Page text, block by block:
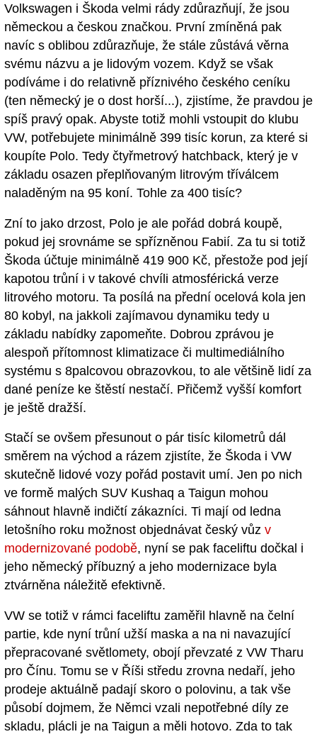
Volkswagen i Škoda velmi rády zdůrazňují, že jsou
německou a českou značkou. První zmíněná pak
navíc s oblibou zdůrazňuje, že stále zůstává věrna
svému názvu a je lidovým vozem. Když se však
podíváme i do relativně příznivého českého ceníku
(ten německý je o dost horší...), zjistíme, že pravdou je
spíš pravý opak. Abyste totiž mohli vstoupit do klubu
VW, potřebujete minimálně 399 tisíc korun, za které si
koupíte Polo. Tedy čtyřmetrový hatchback, který je v
základu osazen přeplňovaným litrovým tříválcem
naladěným na 95 koní. Tohle za 400 tisíc?
Zní to jako drzost, Polo je ale pořád dobrá koupě,
pokud jej srovnáme se spřízněnou Fabií. Za tu si totiž
Škoda účtuje minimálně 419 900 Kč, přestože pod její
kapotou trůní i v takové chvíli atmosférická verze
litrového motoru. Ta posílá na přední ocelová kola jen
80 kobyl, na jakkoli zajímavou dynamiku tedy u
základu nabídky zapomeňte. Dobrou zprávou je
alespoň přítomnost klimatizace či multimediálního
systému s 8palcovou obrazovkou, to ale většině lidí za
dané peníze ke štěstí nestačí. Přičemž vyšší komfort
je ještě dražší.
Stačí se ovšem přesunout o pár tisíc kilometrů dál
směrem na východ a rázem zjistíte, že Škoda i VW
skutečně lidové vozy pořád postavit umí. Jen po nich
ve formě malých SUV Kushaq a Taigun mohou
sáhnout hlavně indičtí zákazníci. Ti mají od ledna
letošního roku možnost objednávat český vůz v
modernizované podobě, nyní se pak faceliftu dočkal i
jeho německý příbuzný a jeho modernizace byla
ztvárněna náležitě efektivně.
VW se totiž v rámci faceliftu zaměřil hlavně na čelní
partie, kde nyní trůní užší maska a na ni navazující
přepracované světlomety, obojí převzaté z VW Tharu
pro Čínu. Tomu se v Říši středu zrovna nedaří, jeho
prodeje aktuálně padají skoro o polovinu, a tak vše
působí dojmem, že Němci vzali nepotřebné díly ze
skladu, plácli je na Taigun a měli hotovo. Zda to tak